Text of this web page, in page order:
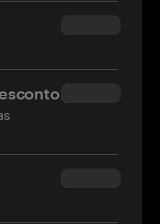
$54.90
$34.95
$160.00